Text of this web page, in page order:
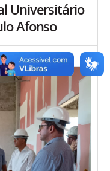
Universitário
Afonso